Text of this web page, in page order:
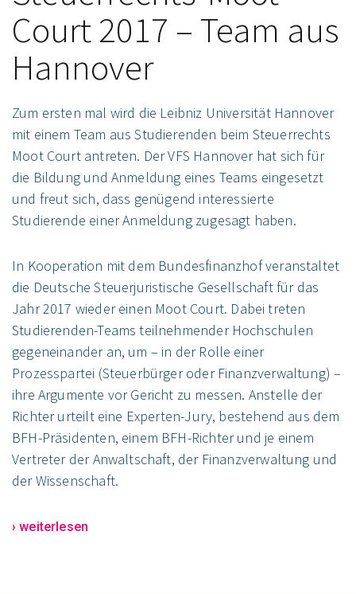
Court 2017 – Team aus
Hannover
Zum ersten mal wird die Leibniz Universität Hannover
mit einem Team aus Studierenden beim Steuerrechts
Moot Court antreten. Der VFS Hannover hat sich für
die Bildung und Anmeldung eines Teams eingesetzt
und freut sich, dass genügend interessierte
Studierende einer Anmeldung zugesagt haben.
In Kooperation mit dem Bundesfinanzhof veranstaltet
die Deutsche Steuerjuristische Gesellschaft für das
Jahr 2017 wieder einen Moot Court. Dabei treten
Studierenden-Teams teilnehmender Hochschulen
gegeneinander an, um – in der Rolle einer
Prozesspartei (Steuerbürger oder Finanzverwaltung) –
ihre Argumente vor Gericht zu messen. Anstelle der
Richter urteilt eine Experten-Jury, bestehend aus dem
BFH-Präsidenten, einem BFH-Richter und je einem
Vertreter der Anwaltschaft, der Finanzverwaltung und
der Wissenschaft.
› weiterlesen